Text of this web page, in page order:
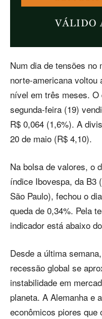
Num dia de tensões no
norte-americana voltou
nível em três meses.
segunda-feira (19)
R$ 0,064 (1,6%). A
20 de maio (R$ 4,10).
Na bolsa de valores, o
índice Ibovespa, da B3
São Paulo), fechou o
queda de 0,34%. Pela
indicador está abaixo
Desde a última
recessão global se
instabilidade em
planeta. A Alemanha e
econômicos piores que